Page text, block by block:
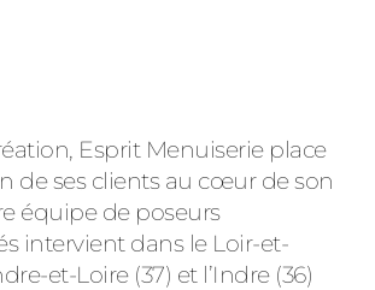
Esprit Menuiserie place
de ses clients au cœur de son
équipe de poseurs
intervient dans le Loir-et-
et-Loire (37) et l’Indre (36)